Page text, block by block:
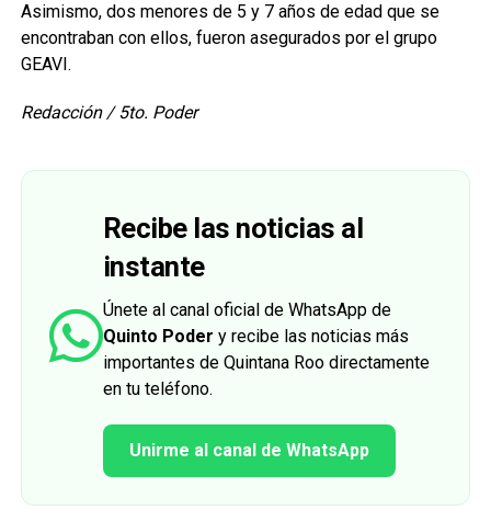
Asimismo, dos menores de 5 y 7 años de edad que se
encontraban con ellos, fueron asegurados por el grupo
GEAVI.
Redacción / 5to. Poder
Recibe las noticias al
instante
Únete al canal oficial de WhatsApp de
Quinto Poder y recibe las noticias más
importantes de Quintana Roo directamente
en tu teléfono.
Unirme al canal de WhatsApp